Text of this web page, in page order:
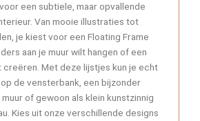
een subtiele, maar opvallende
Van mooie illustraties tot
je kiest voor een Floating Frame
aan je muur wilt hangen of een
creëren. Met deze lijstjes kun je echt
de vensterbank, een bijzonder
of gewoon als klein kunstzinnig
Kies uit onze verschillende designs